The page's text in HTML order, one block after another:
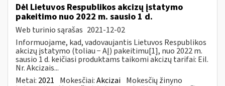
Dėl Lietuvos Respublikos akcizų įstatymo
pakeitimo nuo 2022 m. sausio 1 d.
Web turinio sąrašas 2021-12-02
Informuojame, kad, vadovaujantis Lietuvos Respublikos
akcizų įstatymo (toliau − AĮ) pakeitimu[1], nuo 2022 m.
sausio 1 d. keičiasi produktams taikomi akcizų tarifai: Eil.
Nr. Akcizais...
Metai: 2021 Mokesčiai:Akcizai Mokesčių žinyno